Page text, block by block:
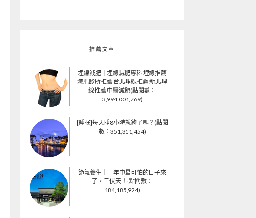
推薦文章
埋線減肥｜埋線減肥專科 埋線推薦
減肥診所推薦 台北埋線推薦 新北埋
線推薦 中醫減肥(點閱數：
3,994,001,769)
[睡眠]每天睡8小時就夠了嗎？(點閱
數：351,351,454)
節氣養生｜一年中最可怕的日子來
了，三伏天！(點閱數：
184,185,924)